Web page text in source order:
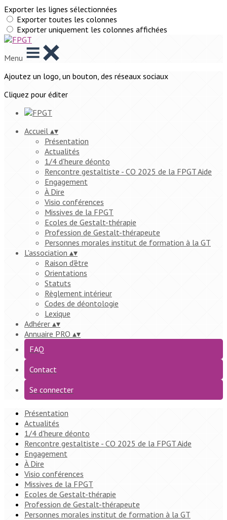
Exporter les lignes sélectionnées
Exporter toutes les colonnes
Exporter uniquement les colonnes affichées
Menu
Ajoutez un logo, un bouton, des réseaux sociaux
Cliquez pour éditer
Accueil ▴▾
Présentation
Actualités
1/4 d'heure déonto
Rencontre gestaltiste - CO 2025 de la FPGT Aide
Engagement
À Dire
Visio conférences
Missives de la FPGT
Ecoles de Gestalt-thérapie
Profession de Gestalt-thérapeute
Personnes morales institut de formation à la GT
L'association ▴▾
Raison d'être
Orientations
Statuts
Règlement intérieur
Codes de déontologie
Lexique
Adhérer ▴▾
Annuaire PRO ▴▾
FAQ
Contact
Se connecter
Présentation
Actualités
1/4 d'heure déonto
Rencontre gestaltiste - CO 2025 de la FPGT Aide
Engagement
À Dire
Visio conférences
Missives de la FPGT
Ecoles de Gestalt-thérapie
Profession de Gestalt-thérapeute
Personnes morales institut de formation à la GT